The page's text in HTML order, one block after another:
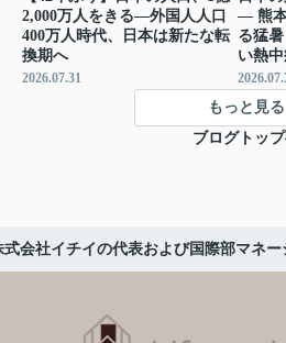
2,000万人をきる―外国人人口
400万人時代、日本は新たな転
換期へ
2026.07.31
― 熊
る猛
い熱
もっと見る
ブログトッ
会社イチイの代表および国際部マネ